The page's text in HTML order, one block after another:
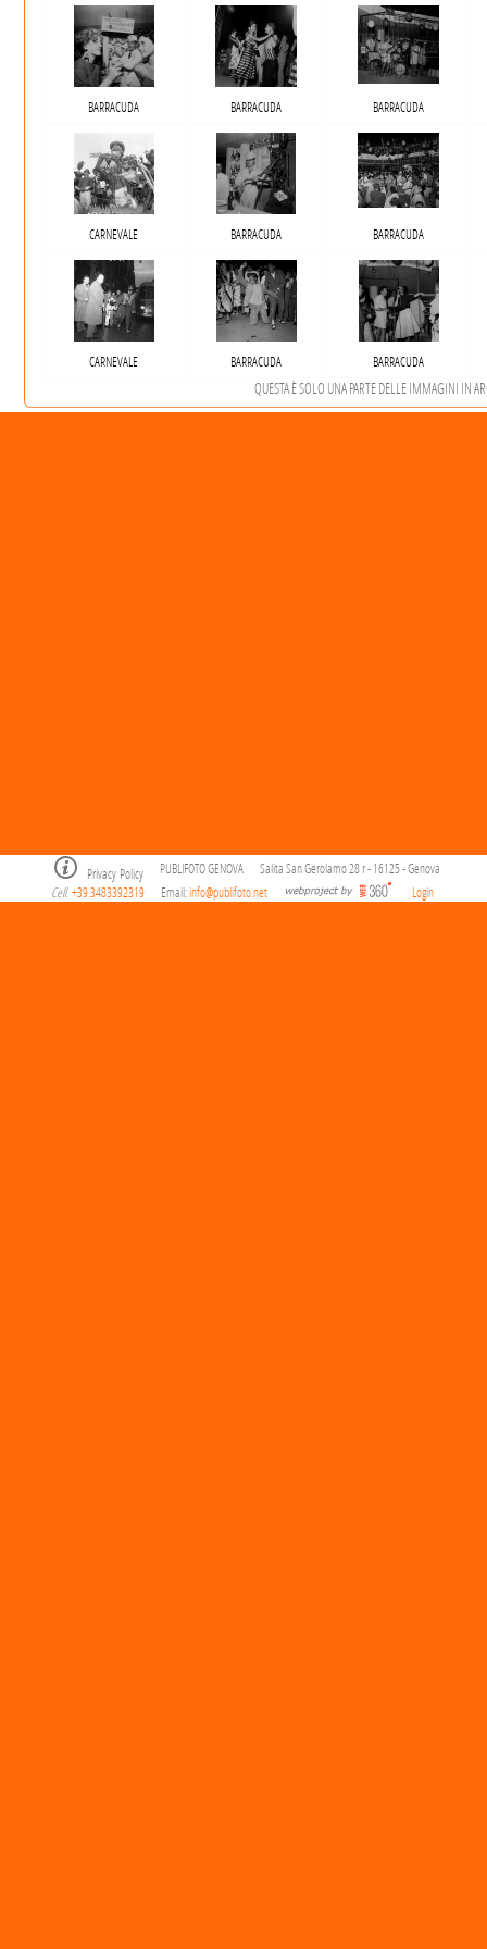
BARRACUDA BARRACUDA BARRACUDA
CARNEVALE BARRACUDA BARRACUDA
CARNEVALE BARRACUDA BARRACUDA
QUESTA È SOLO UNA PARTE DELLE IMMAGINI IN
Privacy Policy PUBLIFOTO GENOVA
Salita San Gerolamo 28 r - 16125 - Genova
Cell. +39.3483392319 Email:info@publifoto.net Login